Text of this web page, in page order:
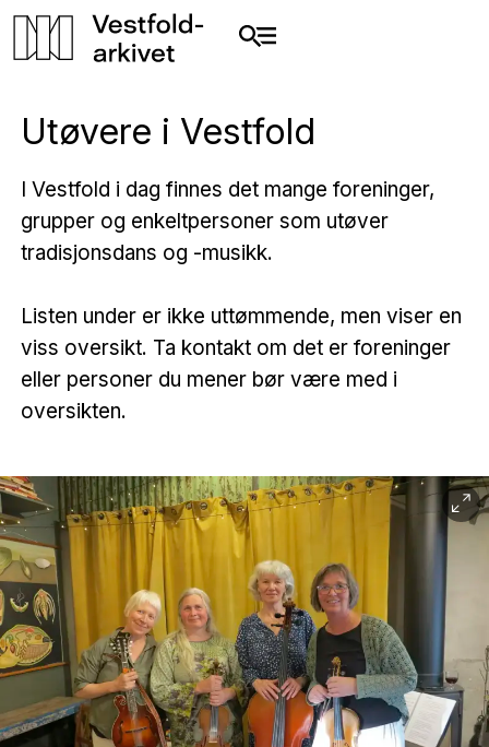
Utøvere i Vestfold
I Vestfold i dag finnes det mange foreninger,
grupper og enkeltpersoner som utøver
tradisjonsdans og -musikk.
Listen under er ikke uttømmende, men viser en
viss oversikt. Ta kontakt om det er foreninger
eller personer du mener bør være med i
oversikten.